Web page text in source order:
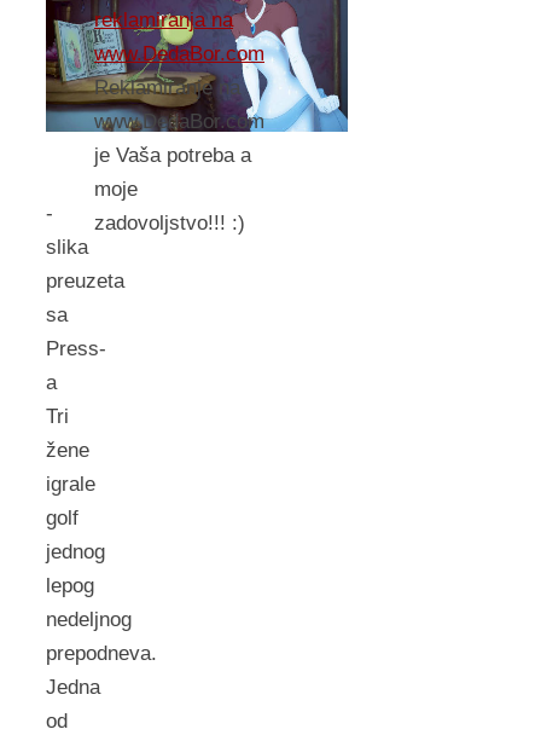
-
slika
preuzeta
sa
Press-
a
Tri
žene
igrale
golf
jednog
lepog
nedeljnog
prepodneva.
Jedna
od
reklamiranja na
www.DedaBor.com
Reklamiranje na
www.DedaBor.com
je Vaša potreba a
moje
zadovoljstvo!!! :)